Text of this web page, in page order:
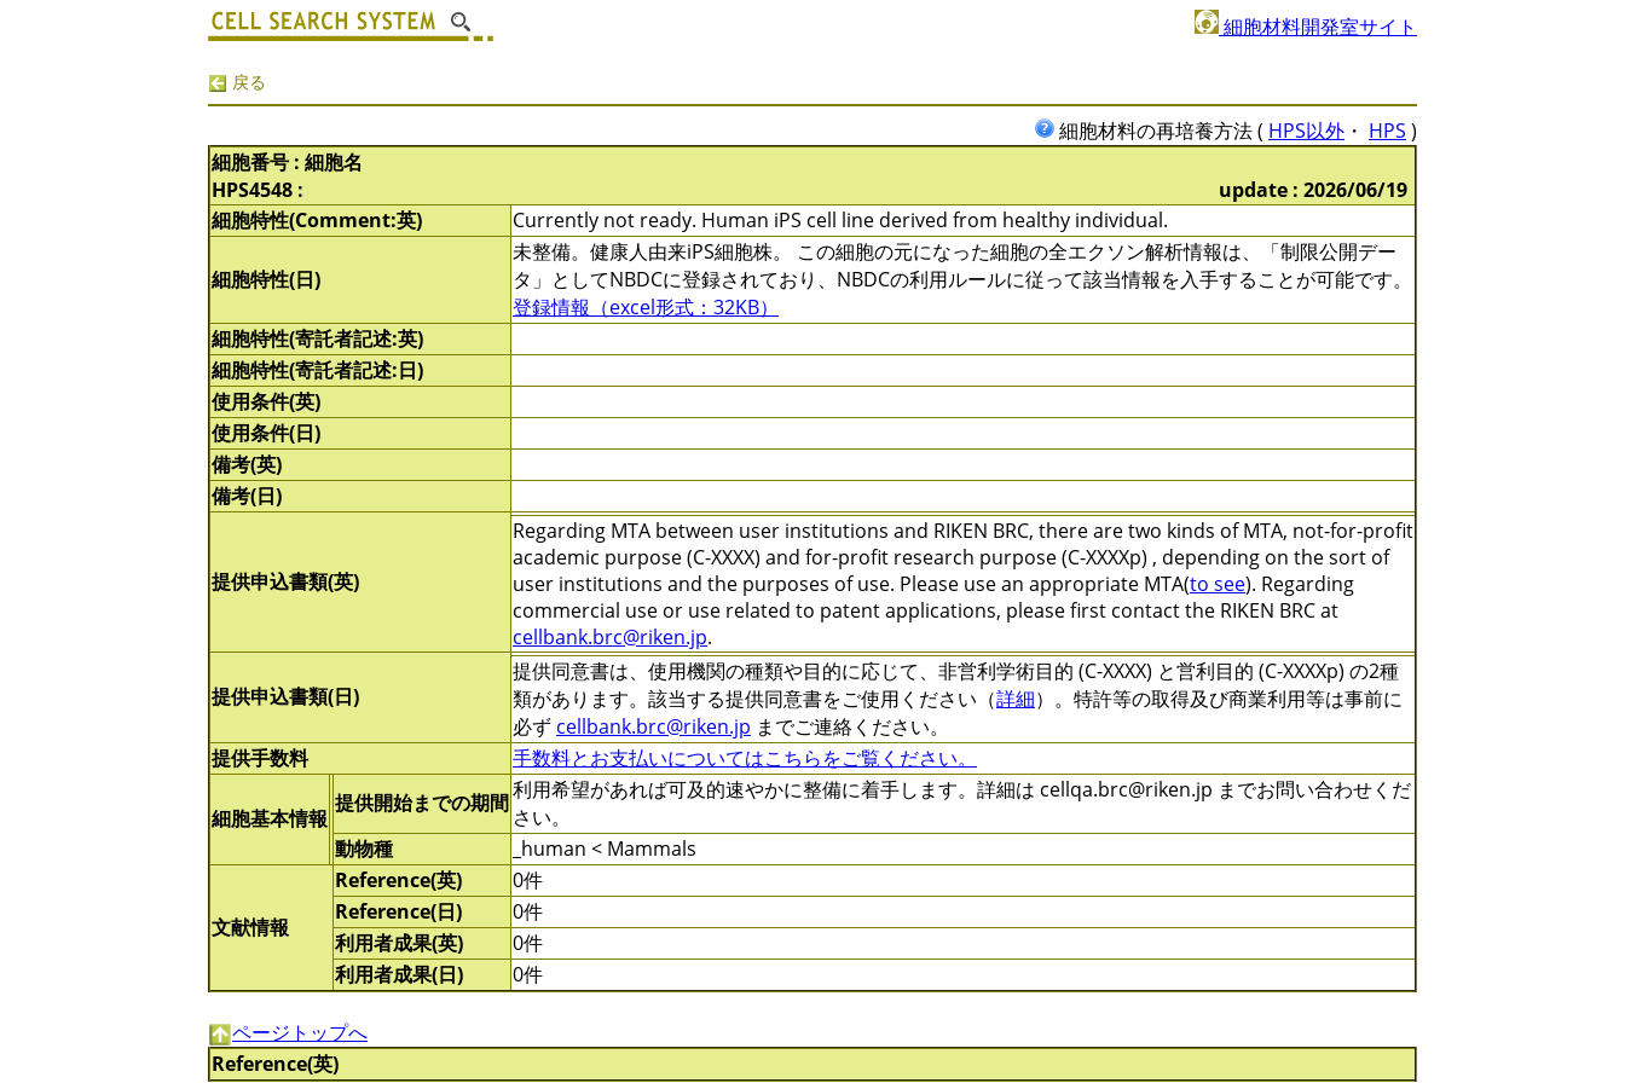
細胞材料開発室サイト
戻る
細胞材料の再培養方法 ( HPS以外 ・ HPS )
細胞番号 : 細胞名
HPS4548 :
update : 2026/06/19
細胞特性(Comment:英)
Currently not ready. Human iPS cell line derived from healthy individual.
細胞特性(日)
未整備。健康人由来iPS細胞株。 この細胞の元になった細胞の全エクソン解析情報は、「制限公開デー
タ」としてNBDCに登録されており、NBDCの利用ルールに従って該当情報を入手することが可能です。
登録情報（excel形式：32KB）
細胞特性(寄託者記述:英)
細胞特性(寄託者記述:日)
使用条件(英)
使用条件(日)
備考(英)
備考(日)
提供申込書類(英)
Regarding MTA between user institutions and RIKEN BRC, there are two kinds of MTA, not-for-profit
academic purpose (C-XXXX) and for-profit research purpose (C-XXXXp) , depending on the sort of
user institutions and the purposes of use. Please use an appropriate MTA(to see). Regarding
commercial use or use related to patent applications, please first contact the RIKEN BRC at
cellbank.brc@riken.jp.
提供申込書類(日)
提供同意書は、使用機関の種類や目的に応じて、非営利学術目的 (C-XXXX) と営利目的 (C-XXXXp) の2種
類があります。該当する提供同意書をご使用ください（詳細）。特許等の取得及び商業利用等は事前に
必ず cellbank.brc@riken.jp までご連絡ください。
提供手数料
手数料とお支払いについてはこちらをご覧ください。
細胞基本情報
提供開始までの期間利用希望があれば可及的速やかに整備に着手します。詳細は cellqa.brc@riken.jp までお問い合わせくだ
さい。
動物種
_human < Mammals
文献情報
Reference(英)
0件
Reference(日)
0件
利用者成果(英)
0件
利用者成果(日)
0件
ページトップへ
Reference(英)